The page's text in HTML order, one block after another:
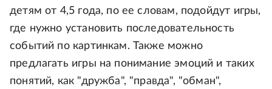
детям от 4,5 года, по ее словам, подойдут игры,
где нужно установить последовательность
событий по картинкам. Также можно
предлагать игры на понимание эмоций и таких
понятий, как "дружба", "правда", "обман",